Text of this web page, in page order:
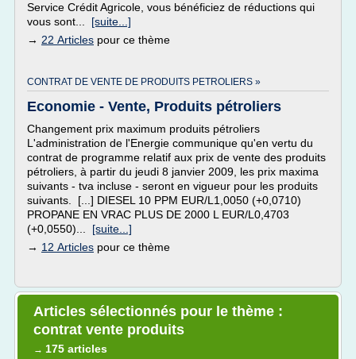
Service Crédit Agricole, vous bénéficiez de réductions qui
vous sont... [suite...]
→ 22 Articles pour ce thème
CONTRAT DE VENTE DE PRODUITS PETROLIERS »
Economie - Vente, Produits pétroliers
Changement prix maximum produits pétroliers
L'administration de l'Energie communique qu'en vertu du
contrat de programme relatif aux prix de vente des produits
pétroliers, à partir du jeudi 8 janvier 2009, les prix maxima
suivants - tva incluse - seront en vigueur pour les produits
suivants. [...] DIESEL 10 PPM EUR/L1,0050 (+0,0710)
PROPANE EN VRAC PLUS DE 2000 L EUR/L0,4703
(+0,0550)... [suite...]
→ 12 Articles pour ce thème
Articles sélectionnés pour le thème :
contrat vente produits
→ 175 articles